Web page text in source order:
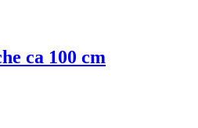
ca 100 cm